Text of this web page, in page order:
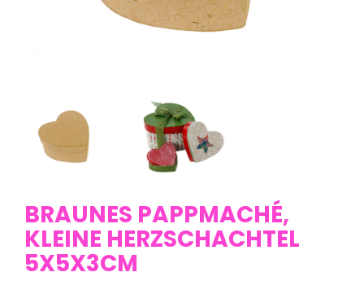
BRAUNES PAPPMACHÉ,
KLEINE HERZSCHACHTEL
5X5X3CM